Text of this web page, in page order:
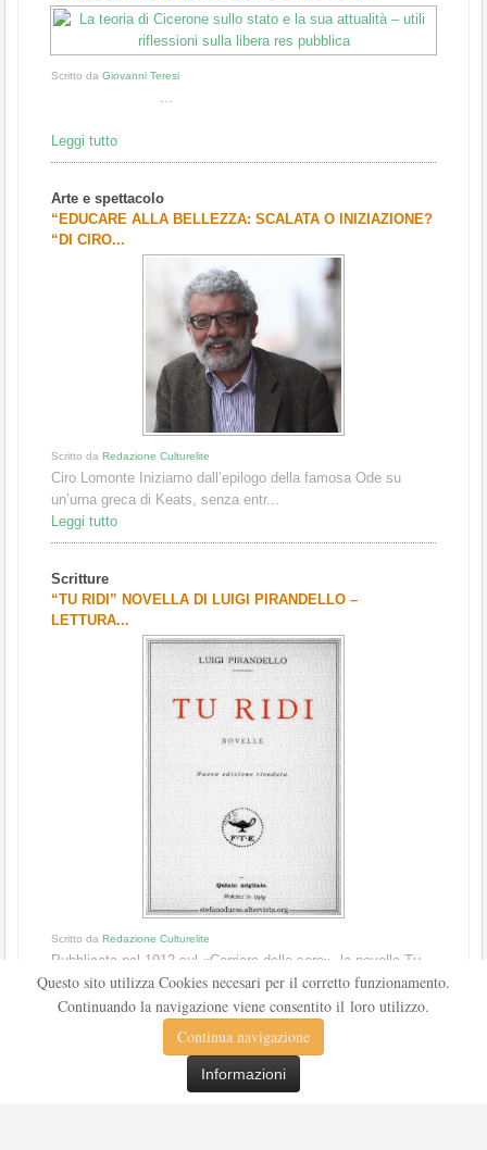
Scritto da Giovanni Teresi
...
Leggi tutto
Arte e spettacolo
“EDUCARE ALLA BELLEZZA: SCALATA O INIZIAZIONE?
“DI CIRO...
Scritto da Redazione Culturelite
Ciro Lomonte Iniziamo dall’epilogo della famosa Ode su
un’urna greca di Keats, senza entr...
Leggi tutto
Scritture
“TU RIDI” NOVELLA DI LUIGI PIRANDELLO –
LETTURA...
Scritto da Redazione Culturelite
Pubblicata nel 1912 sul «Corriere della sera», la novella Tu
ridi fu successivamente inserita nella ...
Leggi tutto
Questo sito utilizza Cookies necesari per il corretto funzionamento.
Continuando la navigazione viene consentito il loro utilizzo.
Continua navigazione
Informazioni